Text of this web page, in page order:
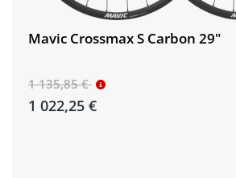
Mavic Crossmax S Carbon 29"
1 135,85 €
1 022,25 €